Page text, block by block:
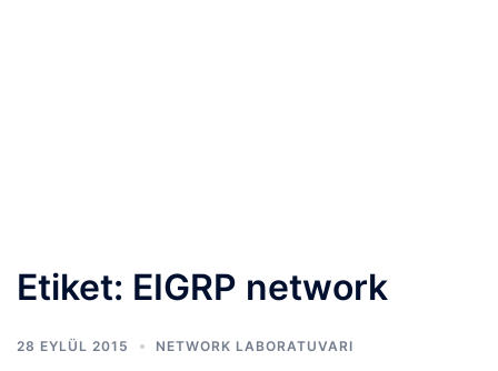
Etiket: EIGRP network
28 EYLÜL 2015 NETWORK LABORATUVARI